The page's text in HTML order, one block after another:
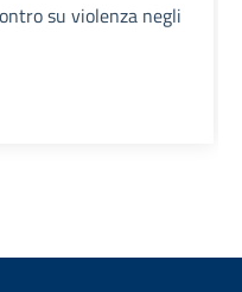
su violenza negli